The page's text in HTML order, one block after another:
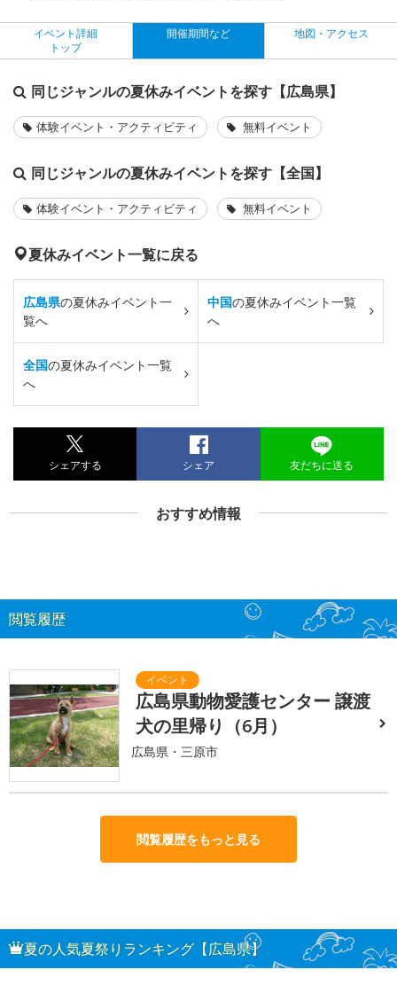
イベント詳細
トップ
開催期間など 地図・アクセス
同じジャンルの夏休みイベントを探す【広島県】
体験イベント・アクティビティ 無料イベント
同じジャンルの夏休みイベントを探す【全国】
体験イベント・アクティビティ 無料イベント
夏休みイベント一覧に戻る
広島県の夏休みイベント一
覧へ
中国の夏休みイベント一覧
へ
全国の夏休みイベント一覧
へ
シェアする シェア 友だちに送る
おすすめ情報
閲覧履歴
広島県動物愛護センター 譲渡
犬の里帰り（6月）
広島県・三原市
閲覧履歴をもっと見る
夏の人気夏祭りランキング【広島県】